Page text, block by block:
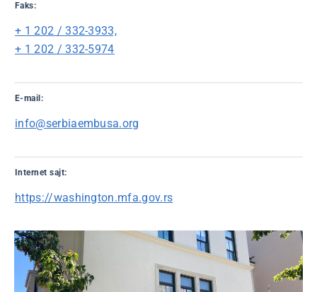
Faks:
+ 1 202 / 332-3933,
+ 1 202 / 332-5974
E-mail:
info@serbiaembusa.org
Internet sajt:
https://washington.mfa.gov.rs